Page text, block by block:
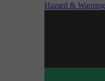
Hazard & Warning